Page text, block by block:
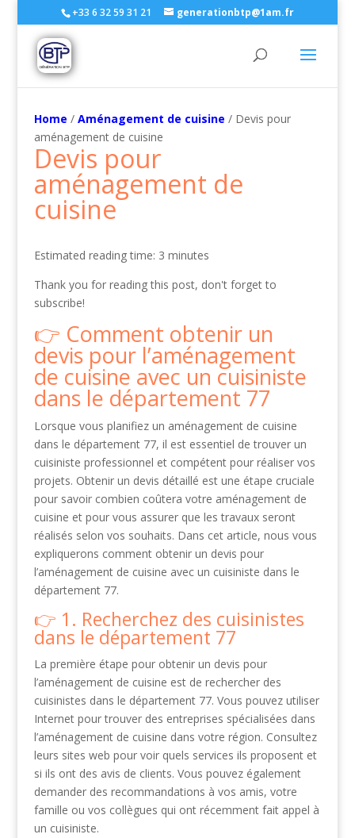
+33 6 32 59 31 21 generationbtp@1am.fr
Home / Aménagement de cuisine / Devis pour
aménagement de cuisine
Devis pour
aménagement de
cuisine
Estimated reading time: 3 minutes
Thank you for reading this post, don't forget to
subscribe!
Comment obtenir un
devis pour l’aménagement
de cuisine avec un cuisiniste
dans le département 77
Lorsque vous planifiez un aménagement de cuisine
dans le département 77, il est essentiel de trouver un
cuisiniste professionnel et compétent pour réaliser vos
projets. Obtenir un devis détaillé est une étape cruciale
pour savoir combien coûtera votre aménagement de
cuisine et pour vous assurer que les travaux seront
réalisés selon vos souhaits. Dans cet article, nous vous
expliquerons comment obtenir un devis pour
l’aménagement de cuisine avec un cuisiniste dans le
département 77.
1. Recherchez des cuisinistes
dans le département 77
La première étape pour obtenir un devis pour
l’aménagement de cuisine est de rechercher des
cuisinistes dans le département 77. Vous pouvez utiliser
Internet pour trouver des entreprises spécialisées dans
l’aménagement de cuisine dans votre région. Consultez
leurs sites web pour voir quels services ils proposent et
si ils ont des avis de clients. Vous pouvez également
demander des recommandations à vos amis, votre
famille ou vos collègues qui ont récemment fait appel à
un cuisiniste.